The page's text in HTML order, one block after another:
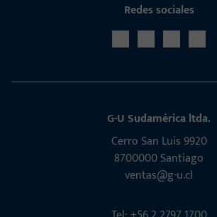
Redes sociales
G-U Sudamérica ltda.
Cerro San Luis 9920
8700000 Santiago
ventas@g-u.cl